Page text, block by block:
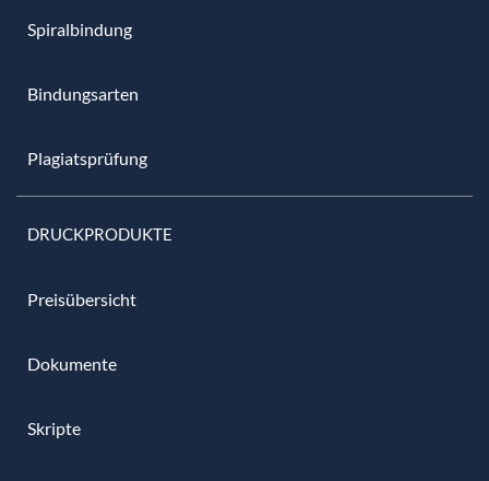
Spiralbindung
Bindungsarten
Plagiatsprüfung
DRUCKPRODUKTE
Preisübersicht
Dokumente
Skripte